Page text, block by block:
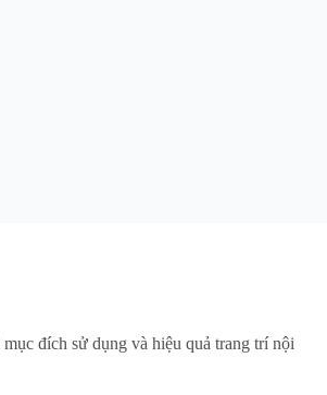
đích sử dụng và hiệu quả trang trí nội